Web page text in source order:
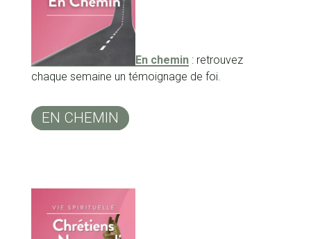
En chemin: retrouvez
chaque semaine un témoignage de foi.
EN CHEMIN